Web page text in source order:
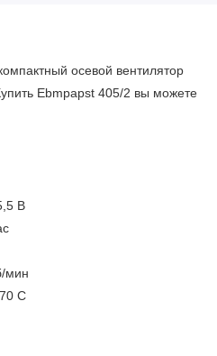
осевой вентилятор
Ebmpapst 405/2 вы можете
В
мин
С